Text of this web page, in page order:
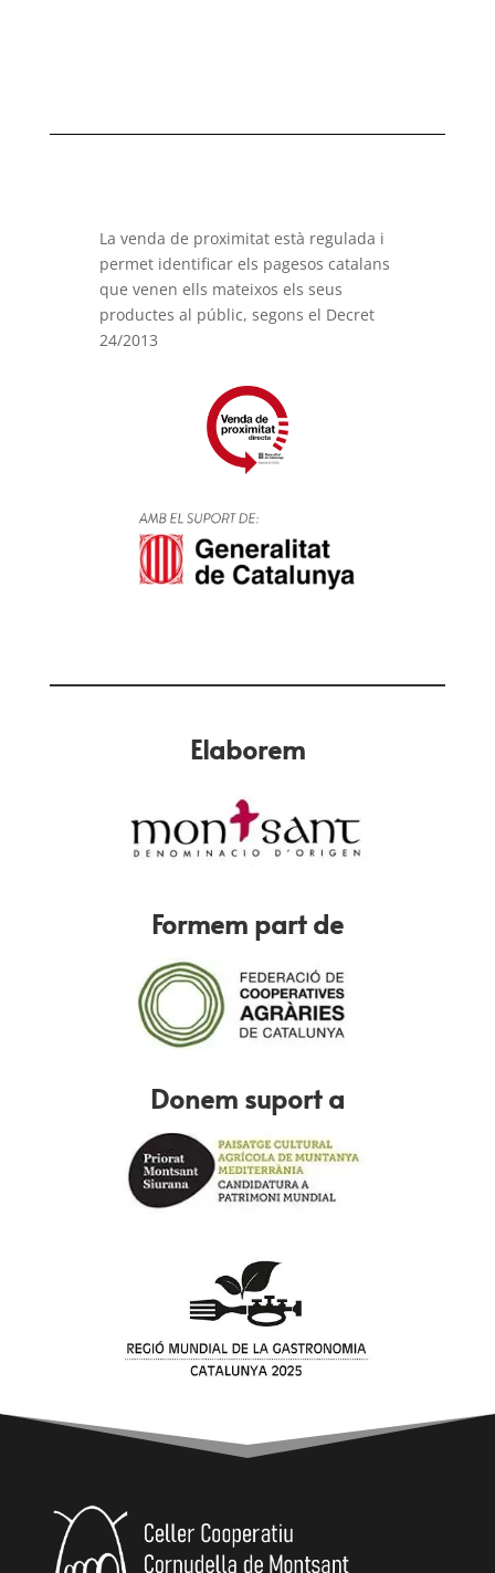
La venda de proximitat està regulada i
permet identificar els pagesos catalans
que venen ells mateixos els seus
productes al públic, segons el Decret
24/2013
Elaborem
Formem part de
Donem suport a